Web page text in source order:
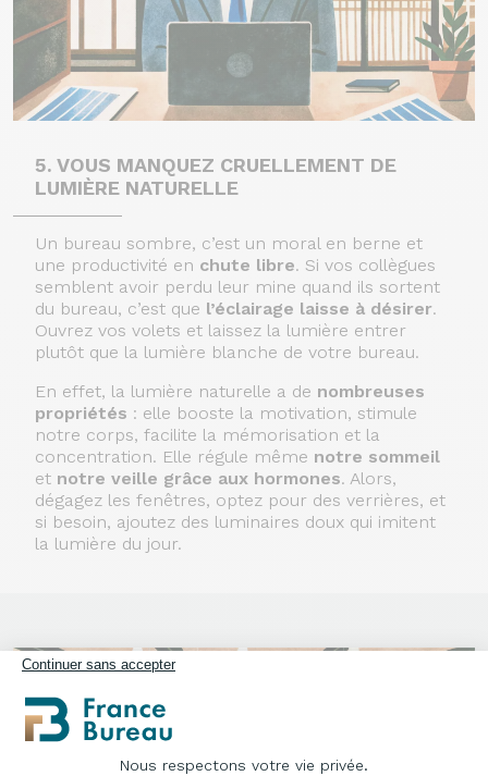
Continuer sans accepter
Nous respectons votre vie privée.
5. VOUS MANQUEZ CRUELLEMENT DE
LUMIÈRE NATURELLE
Un bureau sombre, c’est un moral en berne et
une productivité en chute libre. Si vos collègues
semblent avoir perdu leur mine quand ils sortent
du bureau, c’est que l’éclairage laisse à désirer.
Ouvrez vos volets et laissez la lumière entrer
plutôt que la lumière blanche de votre bureau.
En effet, la lumière naturelle a de nombreuses
propriétés : elle booste la motivation, stimule
notre corps, facilite la mémorisation et la
concentration. Elle régule même notre sommeil
et notre veille grâce aux hormones. Alors,
dégagez les fenêtres, optez pour des verrières, et
si besoin, ajoutez des luminaires doux qui imitent
la lumière du jour.